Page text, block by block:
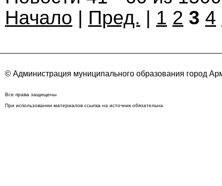
Начало | Пред. | 1 2 3 4
© Администрация муниципального образования город
Все права защищены
При использовании материалов ссылка на источник обязательна